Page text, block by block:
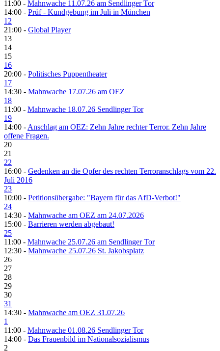
11:00 - Mahnwache 11.07.26 am Sendlinger Tor
14:00 - Prüf - Kundgebung im Juli in München
12
21:00 - Global Player
13
14
15
16
20:00 - Politisches Puppentheater
17
14:30 - Mahnwache 17.07.26 am OEZ
18
11:00 - Mahnwache 18.07.26 Sendlinger Tor
19
14:00 - Anschlag am OEZ: Zehn Jahre rechter Terror. Zehn Jahre
offene Fragen.
20
21
22
16:00 - Gedenken an die Opfer des rechten Terroranschlags vom 22.
Juli 2016
23
10:00 - Petitionsübergabe: "Bayern für das AfD-Verbot!"
24
14:30 - Mahnwache am OEZ am 24.07.2026
15:00 - Barrieren werden abgebaut!
25
11:00 - Mahnwache 25.07.26 am Sendlinger Tor
12:30 - Mahnwache 25.07.26 St. Jakobsplatz
26
27
28
29
30
31
14:30 - Mahnwache am OEZ 31.07.26
1
11:00 - Mahnwache 01.08.26 Sendlinger Tor
14:00 - Das Frauenbild im Nationalsozialismus
2